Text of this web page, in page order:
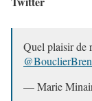
Quel plaisir de
— Marie